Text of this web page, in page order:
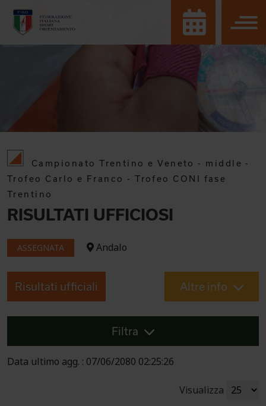
Campionato Trentino e Veneto - middle -
Trofeo Carlo e Franco - Trofeo CONI fase
Trentino
RISULTATI UFFICIOSI
ASSEGNATA Andalo
Risultati ufficiali Altre info
Filtra
Data ultimo agg. : 07/06/2080 02:25:26
Visualizza